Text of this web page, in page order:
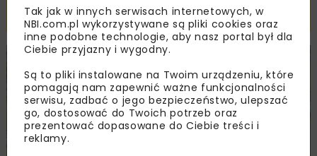
Powiązane artykuły
Tak jak w innych serwisach internetowych, w
NBI.com.pl wykorzystywane są pliki cookies oraz
inne podobne technologie, aby nasz portal był dla
Ciebie przyjazny i wygodny.
Są to pliki instalowane na Twoim urządzeniu, które
pomagają nam zapewnić ważne funkcjonalności
serwisu, zadbać o jego bezpieczeństwo, ulepszać
go, dostosować do Twoich potrzeb oraz
prezentować dopasowane do Ciebie treści i
reklamy.